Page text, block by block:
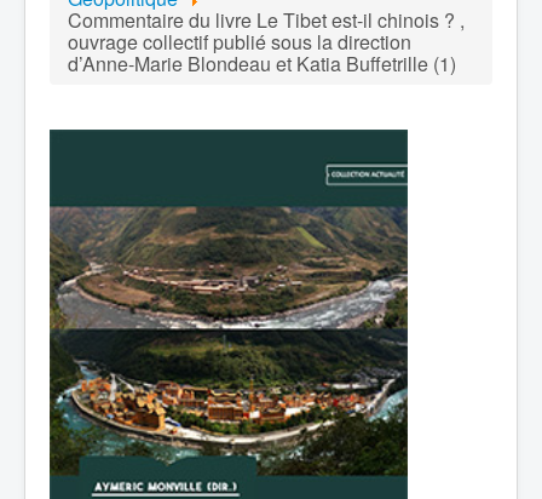
Commentaire du livre Le Tibet est-il chinois ? ,
ouvrage collectif publié sous la direction
d’Anne-Marie Blondeau et Katia Buffetrille (1)